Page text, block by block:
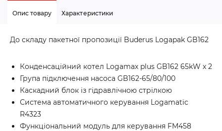
Опис товару Характеристики
До складу пакетної пропозиції Buderus Logapak GB162
Конденсаційний котел Logamax plus GB162 65kW x 2
Група підключення насоса GB162-65/80/100
Каскадний блок із гідравлічною стрілкою
Система автоматичного керування Logamatic
R4323
Функціональний модуль для керування FM458